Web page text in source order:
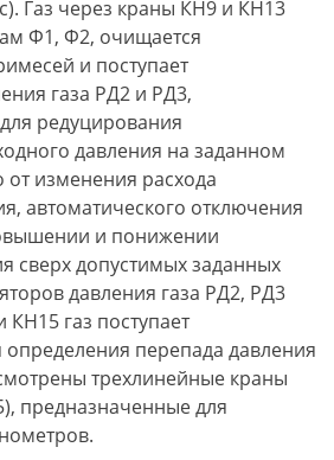
Газ через краны КН9 и КН13
Ф1, Ф2, очищается
и поступает
газа РД2 и РД3,
редуцирования
давления на заданном
изменения расхода
автоматического отключения
и понижении
сверх допустимых заданных
давления газа РД2, РД3
газ поступает
перепада давления
трехлинейные краны
предназначенные для